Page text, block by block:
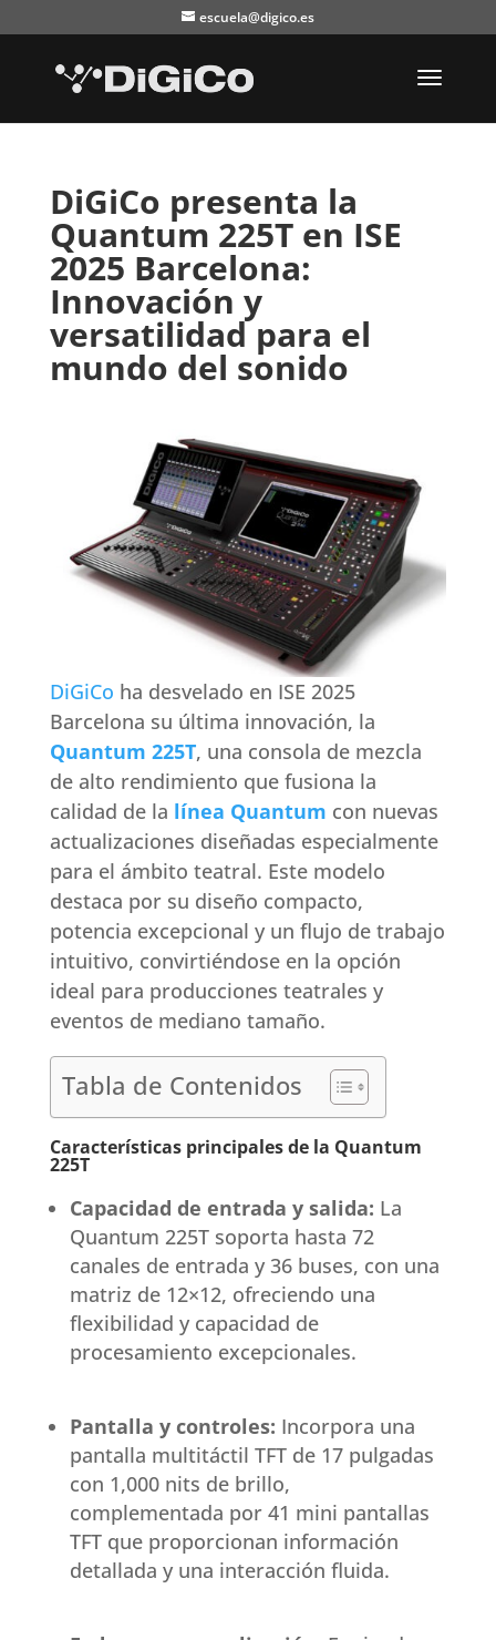
escuela@digico.es
DiGiCo presenta la
Quantum 225T en ISE
2025 Barcelona:
Innovación y
versatilidad para el
mundo del sonido
DiGiCo ha desvelado en ISE 2025
Barcelona su última innovación, la
Quantum 225T, una consola de mezcla
de alto rendimiento que fusiona la
calidad de la línea Quantum con nuevas
actualizaciones diseñadas especialmente
para el ámbito teatral. Este modelo
destaca por su diseño compacto,
potencia excepcional y un flujo de trabajo
intuitivo, convirtiéndose en la opción
ideal para producciones teatrales y
eventos de mediano tamaño.
Tabla de Contenidos
Características principales de la Quantum
225T
Capacidad de entrada y salida: La
Quantum 225T soporta hasta 72
canales de entrada y 36 buses, con una
matriz de 12×12, ofreciendo una
flexibilidad y capacidad de
procesamiento excepcionales.
Pantalla y controles: Incorpora una
pantalla multitáctil TFT de 17 pulgadas
con 1,000 nits de brillo,
complementada por 41 mini pantallas
TFT que proporcionan información
detallada y una interacción fluida.